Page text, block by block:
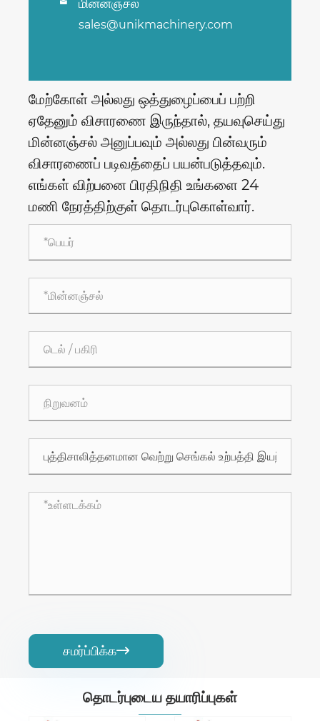
 மின்னஞ்சல்
sales@unikmachinery.com
மேற்கோள் அல்லது ஒத்துழைப்பைப் பற்றி
ஏதேனும் விசாரணை இருந்தால், தயவுசெய்து
மின்னஞ்சல் அனுப்பவும் அல்லது பின்வரும்
விசாரணைப் படிவத்தைப் பயன்படுத்தவும்.
எங்கள் விற்பனை பிரதிநிதி உங்களை 24
மணி நேரத்திற்குள் தொடர்புகொள்வார்.
சமர்ப்பிக்க
தொடர்புடைய தயாரிப்புகள்